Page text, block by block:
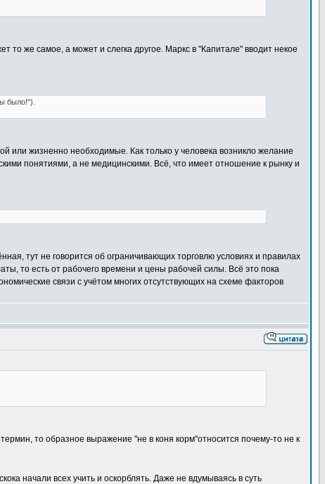
же самое, а может и слегка другое. Маркс в "Капитале" вводит некое
было!").
или жизненно необходимые. Как только у человека возникло желание
понятиями, а не медицинскими. Всё, что имеет отношение к рынку и
тут не говорится об ограничивающих торговлю условиях и правилах
то есть от рабочего времени и цены рабочей силы. Всё это пока
связи с учётом многих отсутствующих на схеме факторов
то образное выражение "не в коня корм"относится почему-то не к
начали всех учить и оскорблять. Даже не вдумываясь в суть